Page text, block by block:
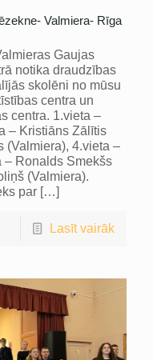
Valmiera- Rīga
Gaujas
notika draudzības
skolēni no mūsu
centra un
centra. 1.vieta –
– Kristiāns Zālītis
(Valmiera), 4.vieta –
– Ronalds Smekšs
(Valmiera).
par[…]
Lasīt vairāk